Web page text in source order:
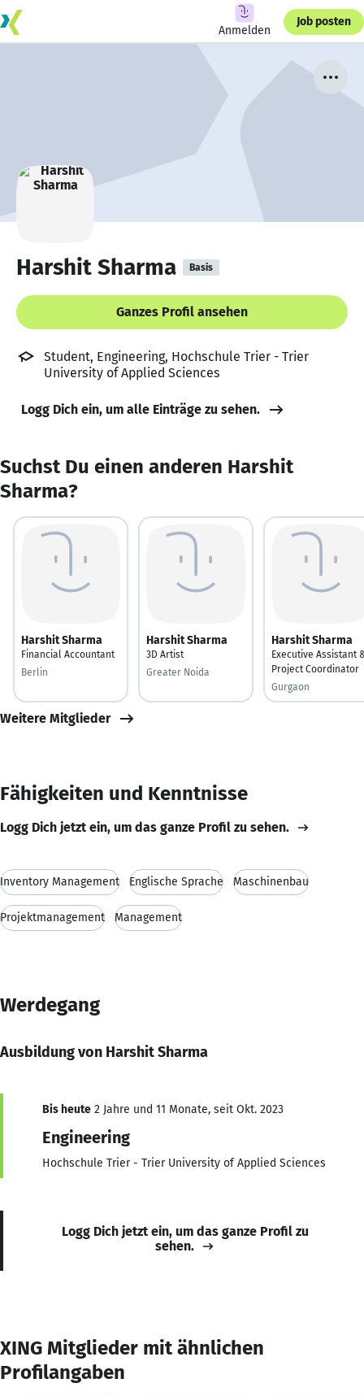
Anmelden
Job posten
Harshit Sharma Basis
Ganzes Profil ansehen
Student, Engineering, Hochschule Trier - Trier
University of Applied Sciences
Logg Dich ein, um alle Einträge zu sehen.
Suchst Du einen anderen Harshit
Sharma?
Harshit Sharma
Financial Accountant
Berlin
Harshit Sharma
3D Artist
Greater Noida
Harshit Sharma
Executive Assistant
Project Coordinator
Gurgaon
Weitere Mitglieder
Fähigkeiten und Kenntnisse
Logg Dich jetzt ein, um das ganze Profil zu sehen.
Inventory Management Englische Sprache Maschinenbau
Projektmanagement Management
Werdegang
Ausbildung von Harshit Sharma
Bis heute 2 Jahre und 11 Monate, seit Okt. 2023
Engineering
Hochschule Trier - Trier University of Applied Sciences
Logg Dich jetzt ein, um das ganze Profil zu
sehen.
XING Mitglieder mit ähnlichen
Profilangaben